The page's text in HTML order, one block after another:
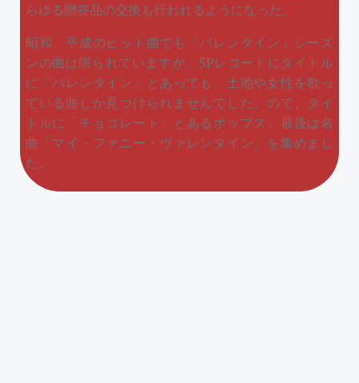
らゆる贈答品の交換も行われるようになった。
昭和、平成のヒット曲でも「バレンタイン」シーズ
ンの曲は限られていますが、SPレコードにタイトル
に「バレンタイン」とあっても、土地や女性を歌っ
ている曲しか見つけられませんでした。ので、タイ
トルに「チョコレート」とあるポップス。最後は名
曲「マイ・ファニー・ヴァレンタイン」を集めまし
た。